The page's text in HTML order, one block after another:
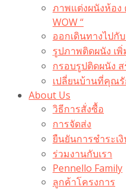
ภาพแต่งผนังห้อง
WOW “
ออกเดินทางไปกั
รูปภาพติดผนัง เ
กรอบรูปติดผนัง
เปลี่ยนบ้านที่คุณ
About Us
วิธีการสั่งซื้อ
การจัดส่ง
ยืนยันการชำระเ
ร่วมงานกับเรา
Pennello Family
ลูกค้าโครงการ